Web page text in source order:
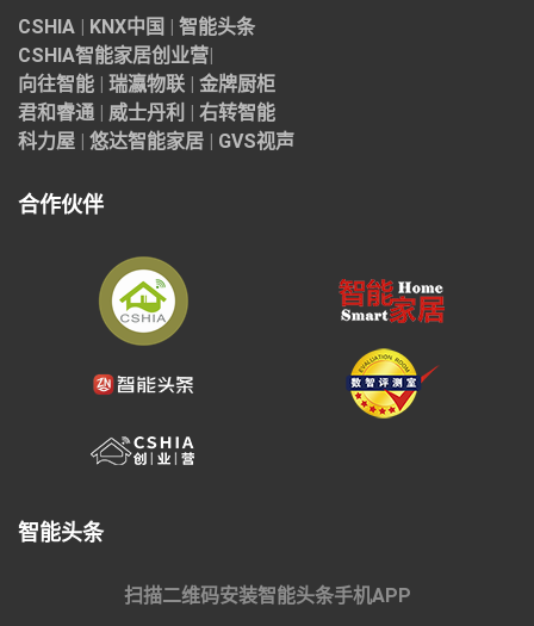
CSHIA KNX中国
智能头条
CSHIA智能家居创业营
向往智能
瑞瀛物联
金牌厨柜
君和睿通
威士丹利
右转智能
科力屋
悠达智能家居 GVS视声
合作伙伴
智能头条
扫描二维码安装智能头条手机APP